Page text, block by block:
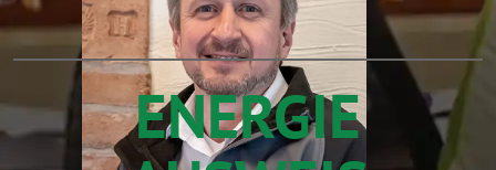
ENERGIE